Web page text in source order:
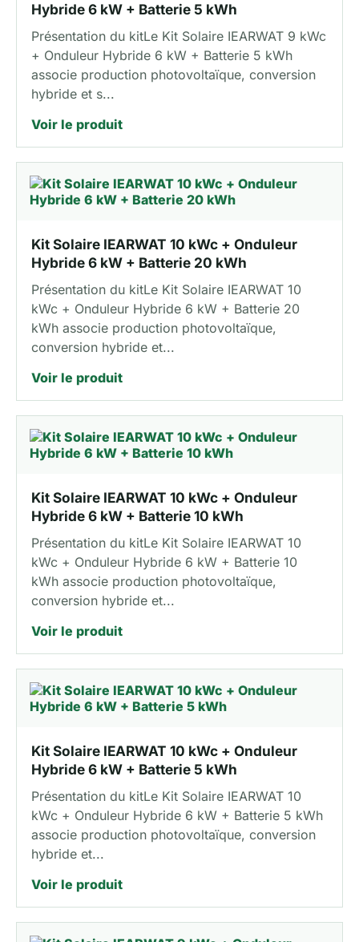
Hybride 6 kW + Batterie 5 kWh
Présentation du kitLe Kit Solaire IEARWAT 9 kWc
+ Onduleur Hybride 6 kW + Batterie 5 kWh
associe production photovoltaïque, conversion
hybride et s...
Voir le produit
Kit Solaire IEARWAT 10 kWc + Onduleur
Hybride 6 kW + Batterie 20 kWh
Présentation du kitLe Kit Solaire IEARWAT 10
kWc + Onduleur Hybride 6 kW + Batterie 20
kWh associe production photovoltaïque,
conversion hybride et...
Voir le produit
Kit Solaire IEARWAT 10 kWc + Onduleur
Hybride 6 kW + Batterie 10 kWh
Présentation du kitLe Kit Solaire IEARWAT 10
kWc + Onduleur Hybride 6 kW + Batterie 10
kWh associe production photovoltaïque,
conversion hybride et...
Voir le produit
Kit Solaire IEARWAT 10 kWc + Onduleur
Hybride 6 kW + Batterie 5 kWh
Présentation du kitLe Kit Solaire IEARWAT 10
kWc + Onduleur Hybride 6 kW + Batterie 5 kWh
associe production photovoltaïque, conversion
hybride et...
Voir le produit